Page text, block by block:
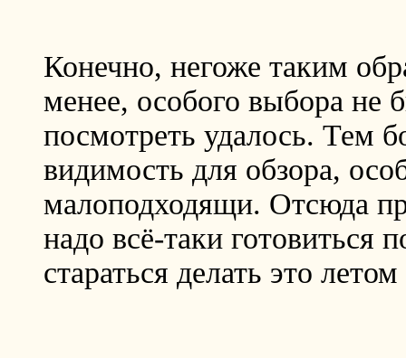
Конечно, негоже таким
менее, особого выбора не
посмотреть удалось. Тем
видимость для обзора,
малоподходящи. Отсюда
надо всё-таки готовиться
стараться делать это летом